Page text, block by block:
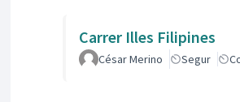
Carrer Illes Filipines
César Merino Segur